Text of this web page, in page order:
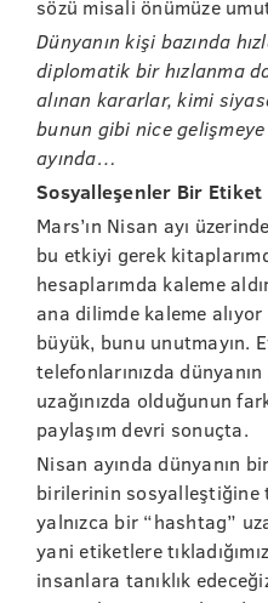
sözü misali önümüze
Dünyanın kişi bazında
diplomatik bir hızlanma
alınan kararlar, kimi
bunun gibi nice
ayında…
Sosyalleşenler Bir Etiket
Mars’ın Nisan ayı
bu etkiyi gerek
hesaplarımda kaleme
ana dilimde kaleme
büyük, bunu unutmayın.
telefonlarınızda
uzağınızda olduğunun
paylaşım devri sonuçta.
Nisan ayında dünyanın
birilerinin sosyalleştiğine
yalnızca bir “hashtag”
yani etiketlere
insanlara tanıklık